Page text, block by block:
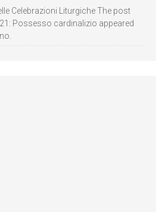
Celebrazioni Liturgiche The post
Possesso cardinalizio appeared